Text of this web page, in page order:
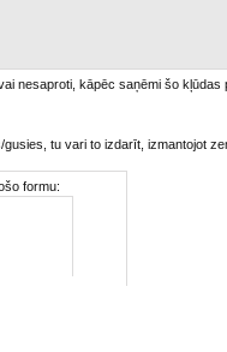
nesaproti, kāpēc saņēmi šo
tu vari to izdarīt, izmantojot
formu: